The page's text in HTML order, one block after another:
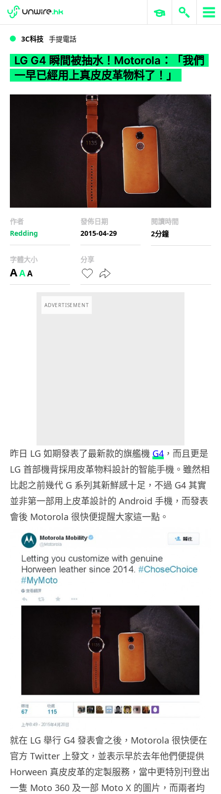
WWDC 2026 ERP 與商業 AI
3C科技 手提電話
LG G4 瞬間被抽水！Motorola：「我們
一早已經用上真皮皮革物料了！」
作者
Redding
發佈日期
2015-04-29
閱讀時間
2分鐘
字體大小
AAA
分享
ADVERTISEMENT
昨日 LG 如期發表了最新款的旗艦機 G4 ，而且更是
LG 首部機背採用皮革物料設計的智能手機。雖然相
比起之前幾代 G 系列其新鮮感十足，不過 G4 其實
並非第一部用上皮革設計的 Android 手機，而發表
會後 Motorola 很快便提醒大家這一點。
就在 LG 舉行 G4 發表會之後，Motorola 很快便在
官方 Twitter 上發文，並表示早於去年他們便提供
Horween 真皮皮革的定製服務，當中更特別刊登出
一隻 Moto 360 及一部 Moto X 的圖片，而兩者均